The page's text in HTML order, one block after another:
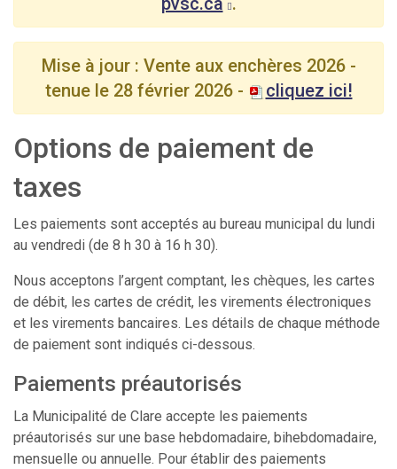
Mise à jour : Vente aux enchères 2026 -
tenue le 28 février 2026 -
cliquez ici!
Options de paiement de
taxes
Les paiements sont acceptés au bureau municipal du lundi
au vendredi (de 8 h 30 à 16 h 30).
Nous acceptons l’argent comptant, les chèques, les cartes
de débit, les cartes de crédit, les virements électroniques
et les virements bancaires. Les détails de chaque méthode
de paiement sont indiqués ci-dessous.
Paiements préautorisés
La Municipalité de Clare accepte les paiements
préautorisés sur une base hebdomadaire, bihebdomadaire,
mensuelle ou annuelle. Pour établir des paiements